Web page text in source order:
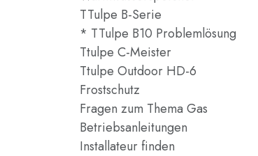
TTulpe B-Serie
* TTulpe B10 Problemlösung
Ttulpe C-Meister
Ttulpe Outdoor HD-6
Frostschutz
Fragen zum Thema Gas
Betriebsanleitungen
Installateur finden